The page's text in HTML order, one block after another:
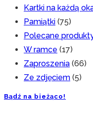
Kartki na każdą
Pamiątki (75)
Polecane
W ramce (17)
Zaproszenia (66)
Ze zdjęciem (5)
Bądź na bieżąco!